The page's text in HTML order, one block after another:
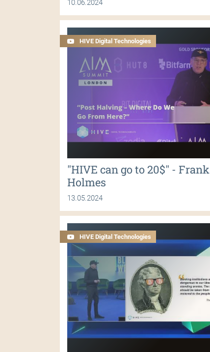
10.06.2024
HIVE Digital Technologies
"HIVE can go to 20$" - Frank
Holmes
13.05.2024
HIVE Digital Technologies